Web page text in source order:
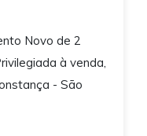
Novo de 2
à venda,
- São